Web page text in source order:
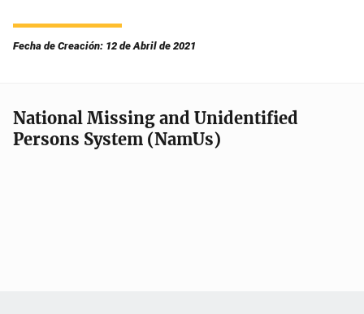
Fecha de Creación: 12 de Abril de 2021
National Missing and Unidentified
Persons System (NamUs)